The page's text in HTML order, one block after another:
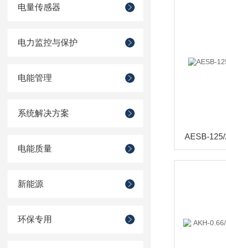
电量传感器
电力监控与保护
电能管理
系统解决方案
电能质量
新能源
环保专用